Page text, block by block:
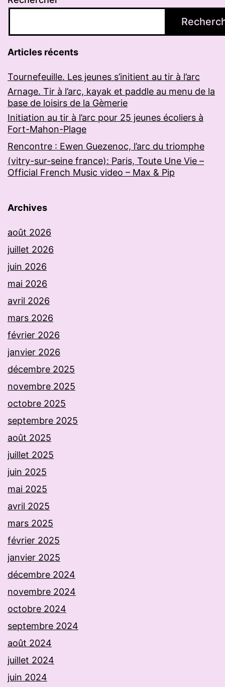
Articles récents
Tournefeuille. Les jeunes s’initient au tir à l’arc
Arnage. Tir à l’arc, kayak et paddle au menu de la
base de loisirs de la Gèmerie
Initiation au tir à l’arc pour 25 jeunes écoliers à
Fort-Mahon-Plage
Rencontre : Ewen Guezenoc, l’arc du triomphe
(vitry-sur-seine france): Paris, Toute Une Vie –
Official French Music video – Max & Pip
Archives
août 2026
juillet 2026
juin 2026
mai 2026
avril 2026
mars 2026
février 2026
janvier 2026
décembre 2025
novembre 2025
octobre 2025
septembre 2025
août 2025
juillet 2025
juin 2025
mai 2025
avril 2025
mars 2025
février 2025
janvier 2025
décembre 2024
novembre 2024
octobre 2024
septembre 2024
août 2024
juillet 2024
juin 2024